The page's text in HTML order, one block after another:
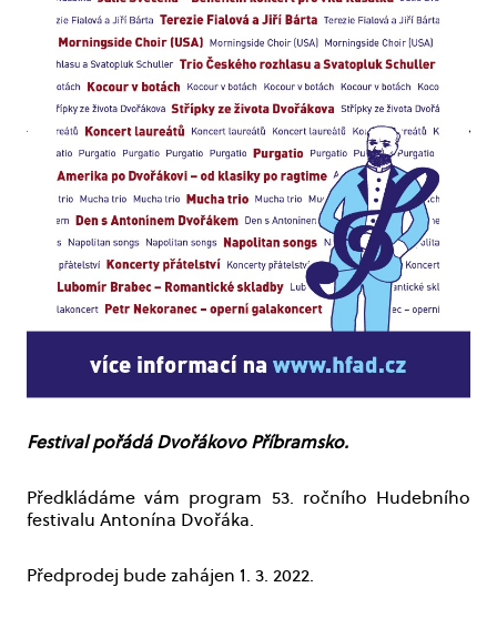
Festival pořádá Dvořákovo Příbramsko.
Předkládáme vám program 53. ročního Hudebního
festivalu Antonína Dvořáka.
Předprodej bude zahájen 1. 3. 2022.